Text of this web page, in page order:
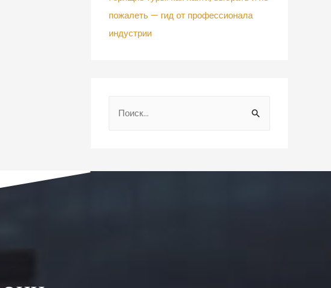
пожалеть — гид от профессионала
индустрии